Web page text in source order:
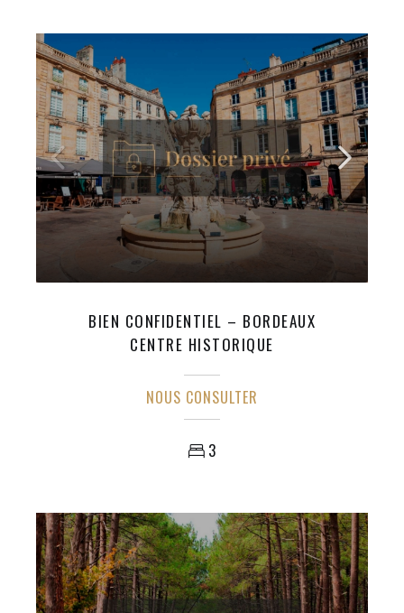
BIEN CONFIDENTIEL – BORDEAUX
CENTRE HISTORIQUE
NOUS CONSULTER
3